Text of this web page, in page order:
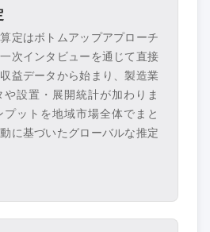
定はボトムアップアプローチ
次インタビューを通じて直接
益データから始まり、製造業
設置・展開統計が加わりま
ットを地域市場全体でまと
に基づいたグローバルな推定